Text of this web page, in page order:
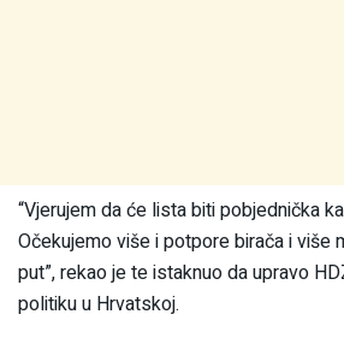
“Vjerujem da će lista biti pobjednička
Očekujemo više i potpore birača i više
put”, rekao je te istaknuo da upravo
politiku u Hrvatskoj.